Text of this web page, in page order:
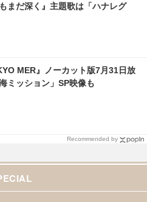
まだ深く』主題歌は「ハナレグ
MER』ノーカット版7月31日放
ミッション」SP映像も
Recommended by